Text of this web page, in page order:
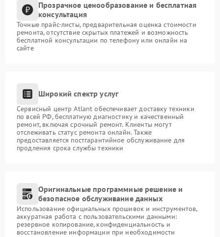
Прозрачное ценообразование и бесплатная
консультация
Точные прайс-листы, предварительная оценка стоимости
ремонта, отсутствие скрытых платежей и возможность
бесплатной консультации по телефону или онлайн на
сайте
Широкий спектр услуг
Сервисный центр Atlant обеспечивает доставку техники
по всей РФ, бесплатную диагностику и качественный
ремонт, включая срочный ремонт. Клиенты могут
отслеживать статус ремонта онлайн. Также
предоставляется постгарантийное обслуживание для
продления срока службы техники
Оригинальные программные решение и
безопасное обслуживание данных
Использование официальных прошивок и инструментов,
аккуратная работа с пользовательскими данными:
резервное копирование, конфиденциальность и
восстановление информации при необходимости